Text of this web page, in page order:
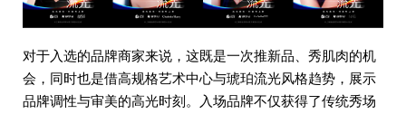
对于入选的品牌商家来说，这既是一次推新品、秀肌肉的机
会，同时也是借高规格艺术中心与琥珀流光风格趋势，展示
品牌调性与审美的高光时刻。入场品牌不仅获得了传统秀场